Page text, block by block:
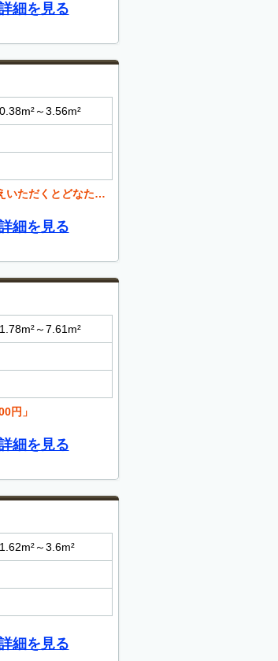
細を見る
0.38m²～3.56m²
。 お気軽にご相談ください。
細を見る
1.78m²～7.61m²
円」
細を見る
1.62m²～3.6m²
細を見る